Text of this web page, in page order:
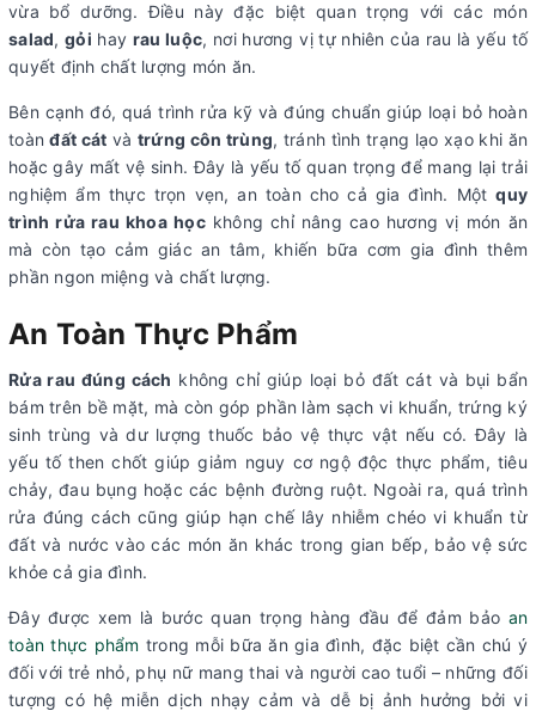
vừa bổ dưỡng. Điều này đặc biệt quan trọng với các món
salad,gỏi hay rau luộc, nơi hương vị tự nhiên của rau là yếu tố
quyết định chất lượng món ăn.
Bên cạnh đó, quá trình rửa kỹ và đúng chuẩn giúp loại bỏ hoàn
toànđất cát và trứng côn trùng, tránh tình trạng lạo xạo khi ăn
hoặc gây mất vệ sinh. Đây là yếu tố quan trọng để mang lại trải
nghiệm ẩm thực trọn vẹn, an toàn cho cả gia đình. Mộtquy
trình rửa rau khoa họckhông chỉ nâng cao hương vị món ăn
mà còn tạo cảm giác an tâm, khiến bữa cơm gia đình thêm
phần ngon miệng và chất lượng.
An Toàn Thực Phẩm
Rửa rau đúng cách không chỉ giúp loại bỏ đất cát và bụi bẩn
bám trên bề mặt, mà còn góp phần làm sạch vi khuẩn, trứng ký
sinh trùng và dư lượng thuốc bảo vệ thực vật nếu có. Đây là
yếu tố then chốt giúp giảm nguy cơ ngộ độc thực phẩm, tiêu
chảy, đau bụng hoặc các bệnh đường ruột. Ngoài ra, quá trình
rửa đúng cách cũng giúp hạn chế lây nhiễm chéo vi khuẩn từ
đất và nước vào các món ăn khác trong gian bếp, bảo vệ sức
khỏe cả gia đình.
Đây được xem là bước quan trọng hàng đầu để đảm bảo an
toàn thực phẩm trong mỗi bữa ăn gia đình, đặc biệt cần chú ý
đối với trẻ nhỏ, phụ nữ mang thai và người cao tuổi – những đối
tượng có hệ miễn dịch nhạy cảm và dễ bị ảnh hưởng bởi vi